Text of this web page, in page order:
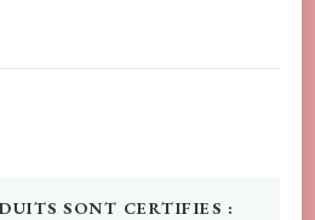
SONT CERTIFIES :